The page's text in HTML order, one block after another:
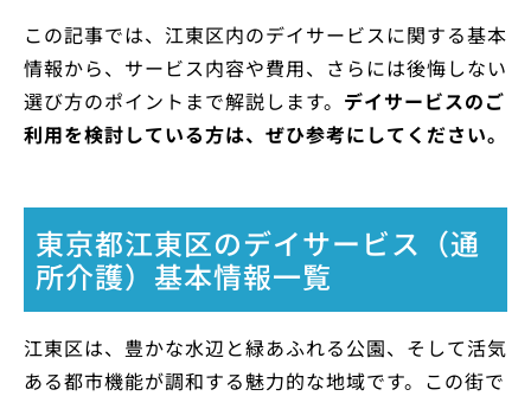
この記事では、江東区内のデイサービスに関する基本
情報から、サービス内容や費用、さらには後悔しない
選び方のポイントまで解説します。 デイサービスのご
利用を検討している方は、ぜひ参考にしてください。
東京都江東区のデイサービス（通
所介護）基本情報一覧
江東区は、豊かな水辺と緑あふれる公園、そして活気
ある都市機能が調和する魅力的な地域です。この街で